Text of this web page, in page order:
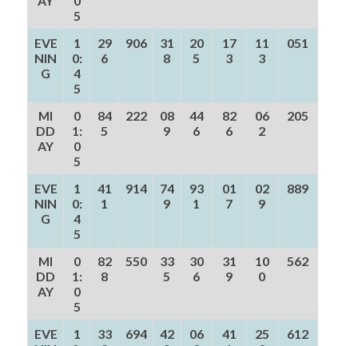
5
EVE
NIN
G
1
0:
4
5
29
6
906
31
8
20
5
17
3
11
3
051
MI
DD
AY
0
1:
0
5
84
5
222
08
9
44
6
82
6
06
2
205
EVE
NIN
G
1
0:
4
5
41
1
914
74
9
93
1
01
7
02
9
889
MI
DD
AY
0
1:
0
5
82
8
550
33
5
30
6
31
9
10
0
562
EVE
1
33
694
42
06
41
25
612